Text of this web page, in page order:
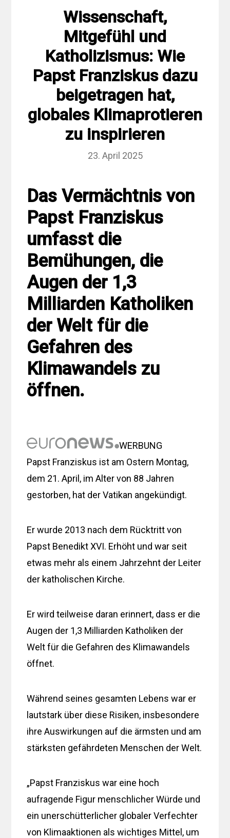
Wissenschaft,
Mitgefühl und
Katholizismus: Wie
Papst Franziskus dazu
beigetragen hat,
globales Klimaprotieren
zu inspirieren
23. April 2025
Das Vermächtnis von
Papst Franziskus
umfasst die
Bemühungen, die
Augen der 1,3
Milliarden Katholiken
der Welt für die
Gefahren des
Klimawandels zu
öffnen.
WERBUNG
Papst Franziskus ist am Ostern Montag,
dem 21. April, im Alter von 88 Jahren
gestorben, hat der Vatikan angekündigt.
Er wurde 2013 nach dem Rücktritt von
Papst Benedikt XVI. Erhöht und war seit
etwas mehr als einem Jahrzehnt der Leiter
der katholischen Kirche.
Er wird teilweise daran erinnert, dass er die
Augen der 1,3 Milliarden Katholiken der
Welt für die Gefahren des Klimawandels
öffnet.
Während seines gesamten Lebens war er
lautstark über diese Risiken, insbesondere
ihre Auswirkungen auf die ärmsten und am
stärksten gefährdeten Menschen der Welt.
„Papst Franziskus war eine hoch
aufragende Figur menschlicher Würde und
ein unerschütterlicher globaler Verfechter
von Klimaaktionen als wichtiges Mittel, um